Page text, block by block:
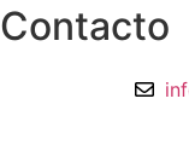
Contacto